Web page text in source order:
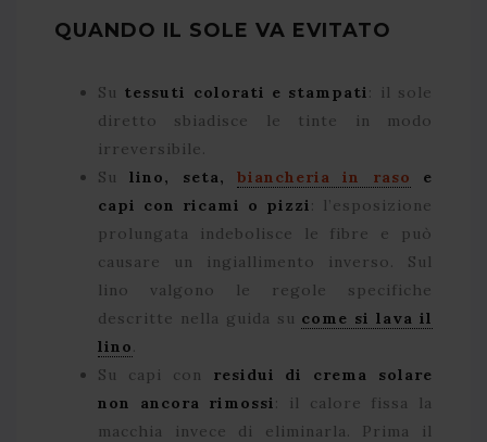
QUANDO IL SOLE VA EVITATO
Su tessuti colorati e stampati: il sole
diretto sbiadisce le tinte in modo
irreversibile.
Sulino, seta,biancheria in raso e
capi con ricami o pizzi: l’esposizione
prolungata indebolisce le fibre e può
causare un ingiallimento inverso. Sul
lino valgono le regole specifiche
descritte nella guida su come si lava il
lino.
Su capi con residui di crema solare
non ancora rimossi: il calore fissa la
macchia invece di eliminarla. Prima il